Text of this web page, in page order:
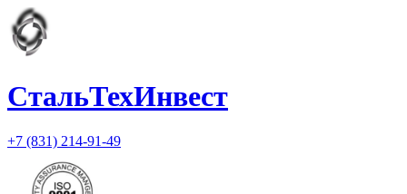
СтальТехИнвест
+7 (831) 214-91-49